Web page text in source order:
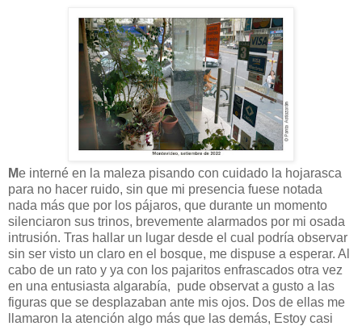
Me interné en la maleza pisando con cuidado la hojarasca
para no hacer ruido, sin que mi presencia fuese notada
nada más que por los pájaros, que durante un momento
silenciaron sus trinos, brevemente alarmados por mi osada
intrusión. Tras hallar un lugar desde el cual podría observar
sin ser visto un claro en el bosque, me dispuse a esperar. Al
cabo de un rato y ya con los pajaritos enfrascados otra vez
en una entusiasta algarabía, pude observat a gusto a las
figuras que se desplazaban ante mis ojos. Dos de ellas me
llamaron la atención algo más que las demás, Estoy casi